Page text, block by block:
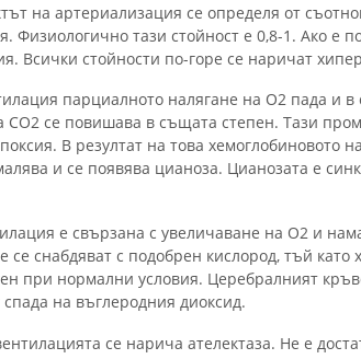
на артериализация се определя от
Физиологично тази стойност е 0,8-1. Ако е
Всички стойности по-горе се наричат
парциалното налягане на О2 пада и
CO2 се повишава в същата степен. Тази
В резултат на това хемоглобиновото
и се появява цианоза. Цианозата е
е свързана с увеличаване на O2 и
се снабдяват с подобрен кислород, тъй като
при нормални условия. Церебралният
на въглеродния диоксид.
се нарича ателектаза. Не е